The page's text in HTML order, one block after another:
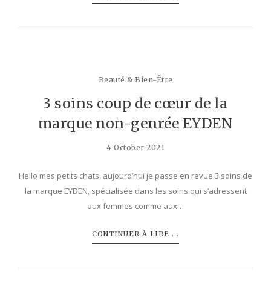
Beauté & Bien-Être
3 soins coup de cœur de la
marque non-genrée EYDEN
4 October 2021
Hello mes petits chats, aujourd’hui je passe en revue 3 soins de
la marque EYDEN, spécialisée dans les soins qui s’adressent
aux femmes comme aux…
CONTINUER À LIRE ...